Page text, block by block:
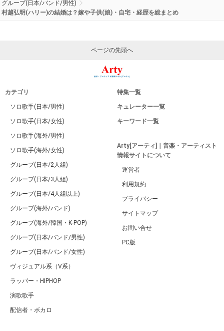
グループ(日本/バンド/男性)
村越弘明(ハリー)の結婚は？嫁や子供(娘)・自宅・経歴を総まとめ
ページの先頭へ
カテゴリ
ソロ歌手(日本/男性)
ソロ歌手(日本/女性)
ソロ歌手(海外/男性)
ソロ歌手(海外/女性)
グループ(日本/2人組)
グループ(日本/3人組)
グループ(日本/4人組以上)
グループ(海外/バンド)
グループ(海外/韓国・K-POP)
グループ(日本/バンド/男性)
グループ(日本/バンド/女性)
ヴィジュアル系（V系）
ラッパー・HIPHOP
演歌歌手
配信者・ボカロ
特集一覧
キュレーター一覧
キーワード一覧
Arty[アーティ]｜音楽・アーティスト
情報サイトについて
運営者
利用規約
プライバシー
サイトマップ
お問い合せ
PC版